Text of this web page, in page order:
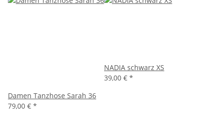
Damen Tanzhose Sarah 36
79,00 € *
NADIA schwarz XS
39,00 € *